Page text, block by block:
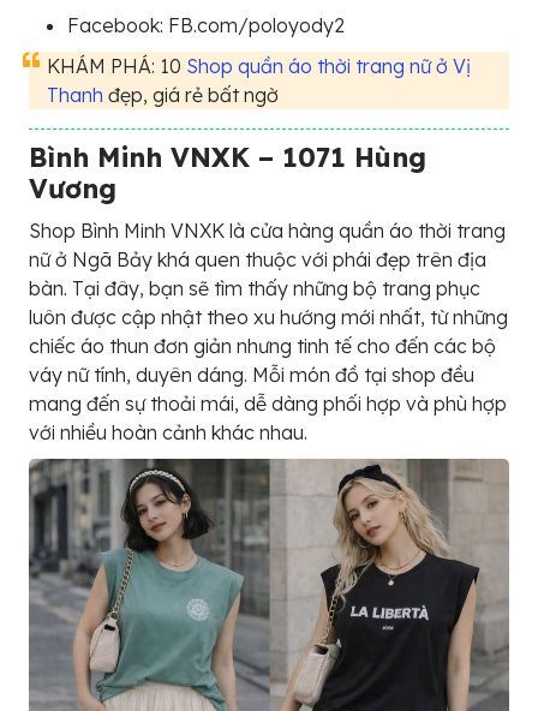
Facebook: FB.com/poloyody2
KHÁM PHÁ: 10 Shop quần áo thời trang nữ ở Vị
Thanh đẹp, giá rẻ bất ngờ
Bình Minh VNXK – 1071 Hùng
Vương
Shop Bình Minh VNXK là cửa hàng quần áo thời trang
nữ ở Ngã Bảy khá quen thuộc với phái đẹp trên địa
bàn. Tại đây, bạn sẽ tìm thấy những bộ trang phục
luôn được cập nhật theo xu hướng mới nhất, từ những
chiếc áo thun đơn giản nhưng tinh tế cho đến các bộ
váy nữ tính, duyên dáng. Mỗi món đồ tại shop đều
mang đến sự thoải mái, dễ dàng phối hợp và phù hợp
với nhiều hoàn cảnh khác nhau.